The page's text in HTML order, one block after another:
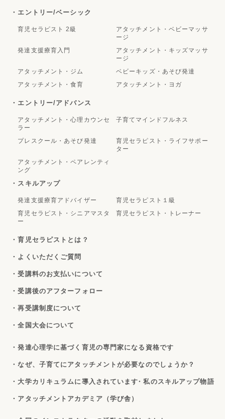
・エントリー/ベーシック
育児セラピスト 2級
アタッチメント・ベビーマッサ
ージ
発達支援療育入門
アタッチメント・キッズマッサ
ージ
アタッチメント・ジム
ベビーキッズ・あそび発達
アタッチメント・食育
アタッチメント・ヨガ
・エントリー/アドバンス
アタッチメント・心理カウンセ
ラー
子育てマインドフルネス
プレスクール・あそび発達
育児セラピスト・ライフサポー
ター
アタッチメント・ペアレンティ
ング
・スキルアップ
発達支援療育アドバイザー
育児セラピスト１級
育児セラピスト・シニアマスタ
ー
育児セラピスト・トレーナー
・育児セラピストとは？
・よくいただくご質問
・受講料のお支払いについて
・受講後のアフターフォロー
・再受講制度について
・全国大会について
・発達心理学に基づく育児の専門家になる資格です
・なぜ、子育てにアタッチメントが必要なのでしょうか？
・大学カリキュラムに導入されています・私のスキルアップ物語
・アタッチメントアカデミア（学び舎）